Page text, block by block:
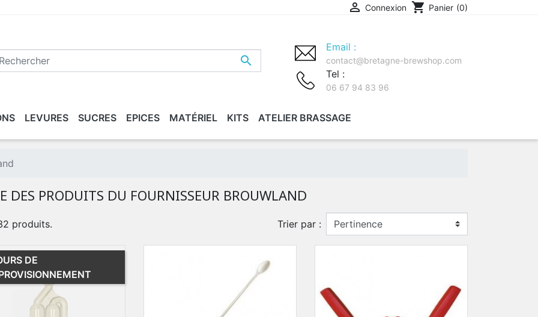
 Connexion shopping_cart Panier (0)

Email :
contact@bretagne-brewshop.com
Tel :
06 67 94 83 96
DE MALT MALTS "BIO"
LEVURES SUCRES EPICES MATÉRIEL
/ DÉSINFECTER CONDITIONNEMENT BEERSMITH
KITS ATELIER BRASSAGE
DES PRODUITS DU FOURNISSEUR BROUWLAND
produits. Trier par :
DE